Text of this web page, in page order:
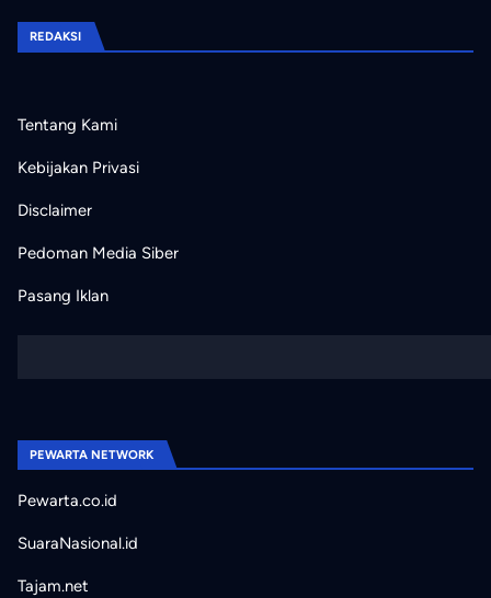
REDAKSI
Tentang Kami
Kebijakan Privasi
Disclaimer
Pedoman Media Siber
Pasang Iklan
PEWARTA NETWORK
Pewarta.co.id
SuaraNasional.id
Tajam.net